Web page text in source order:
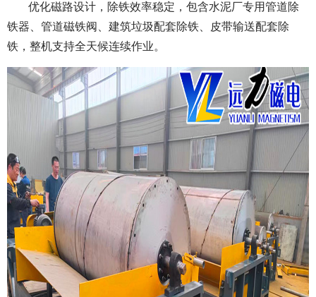
优化磁路设计，除铁效率稳定，包含水泥厂专用管道除
铁器、管道磁铁阀、建筑垃圾配套除铁、皮带输送配套除
铁，整机支持全天候连续作业。